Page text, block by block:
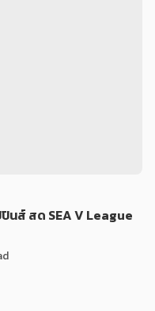
ส์ สด SEA V League